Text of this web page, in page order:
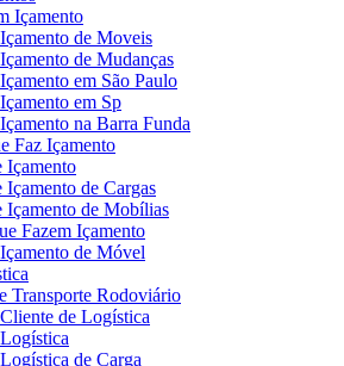
Içamento
de Moveis
de Mudanças
em São Paulo
em Sp
na Barra Funda
Faz Içamento
Içamento
Içamento de Cargas
Içamento de Mobílias
Fazem Içamento
de Móvel
Transporte Rodoviário
de Logística
de Carga